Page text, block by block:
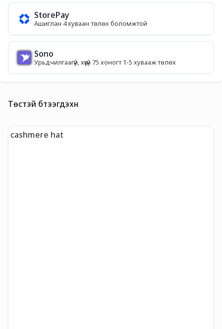
StorePay
Ашиглан 4 хуваан төлөх боломжтой
Sono
Урьдчилгаагүй, хүүгүй 75 хоногт 1-5 хувааж төлөх
Төстэй бүтээгдэхүүн
cashmere hat